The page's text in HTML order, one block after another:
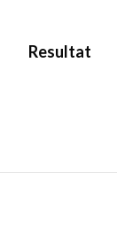
Resultat